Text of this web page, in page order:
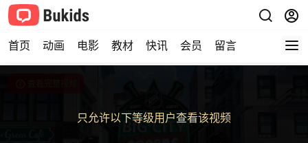
首页 动画 电影 教材 快讯 会员 留言
只允许以下等级用户查看该视频